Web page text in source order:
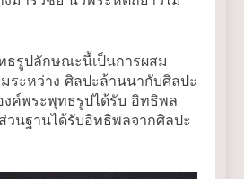
ธรูปลักษณะนี้เป็นการผสม
ระหว่าง ศิลปะล้านนากับศิลปะ
ค์พระพุทธรูปได้รับ อิทธิพล
วนฐานได้รับอิทธิพลจากศิลปะ